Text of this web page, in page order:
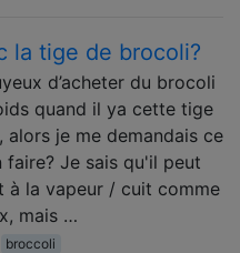
la tige de brocoli?
d’acheter du brocoli
quand il ya cette tige
alors je me demandais ce
faire? Je sais qu'il peut
à la vapeur / cuit comme
mais …
broccoli